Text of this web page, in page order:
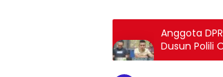
Anggota
Dusun Polili